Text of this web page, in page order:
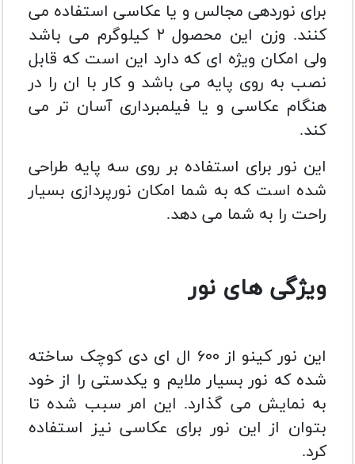
برای نوردهی مجالس و یا عکاسی استفاده می
کنند. وزن این محصول ۲ کیلوگرم می باشد
ولی امکان ویژه ای که دارد این است که قابل
نصب به روی پایه می باشد و کار با ان را در
هنگام عکاسی و یا فیلمبرداری آسان تر می
کند.
این نور برای استفاده بر روی سه پایه طراحی
شده است که به شما امکان نورپردازی بسیار
راحت را به شما می دهد.
ویژگی های نور
این نور کینو از ۶۰۰ ال ای دی کوچک ساخته
شده که نور بسیار ملایم و یکدستی را از خود
به نمایش می گذارد. این امر سبب شده تا
بتوان از این نور برای عکاسی نیز استفاده
کرد.